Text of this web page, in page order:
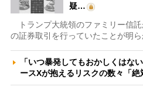
疑…
トランプ大統領のファミリー信
の証券取引を行っていたことが明
「いつ暴発してもおかしくはな
ースXが抱えるリスクの数々「